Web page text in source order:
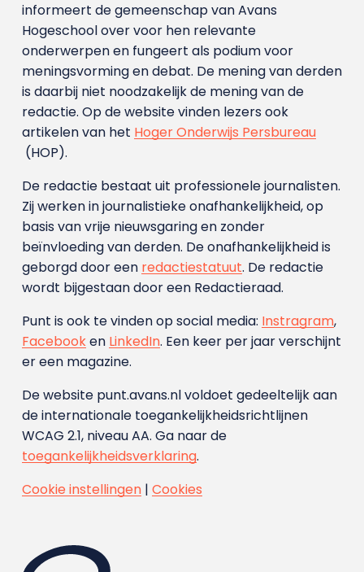
informeert de gemeenschap van Avans
Hogeschool over voor hen relevante
onderwerpen en fungeert als podium voor
meningsvorming en debat. De mening van derden
is daarbij niet noodzakelijk de mening van de
redactie. Op de website vinden lezers ook
artikelen van het Hoger Onderwijs Persbureau
(HOP).
De redactie bestaat uit professionele journalisten.
Zij werken in journalistieke onafhankelijkheid, op
basis van vrije nieuwsgaring en zonder
beïnvloeding van derden. De onafhankelijkheid is
geborgd door een redactiestatuut. De redactie
wordt bijgestaan door een Redactieraad.
Punt is ook te vinden op social media: Instragram,
Facebooken LinkedIn. Een keer per jaar verschijnt
er een magazine.
De website punt.avans.nl voldoet gedeeltelijk aan
de internationale toegankelijkheidsrichtlijnen
WCAG 2.1, niveau AA. Ga naar de
toegankelijkheidsverklaring.
Cookie instellingen| Cookies